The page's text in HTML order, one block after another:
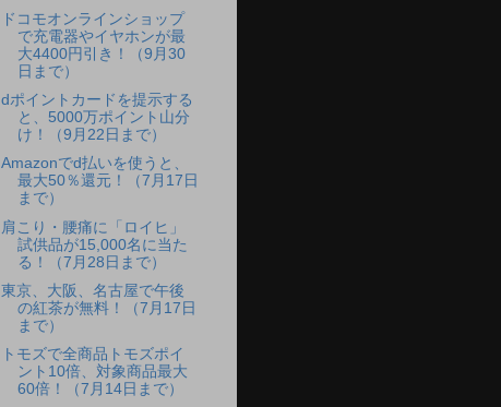
ドコモオンラインショップ
で充電器やイヤホンが最
大4400円引き！（9月30
日まで）
dポイントカードを提示する
と、5000万ポイント山分
け！（9月22日まで）
Amazonでd払いを使うと、
最大50％還元！（7月17日
まで）
肩こり・腰痛に「ロイヒ」
試供品が15,000名に当た
る！（7月28日まで）
東京、大阪、名古屋で午後
の紅茶が無料！（7月17日
まで）
トモズで全商品トモズポイ
ント10倍、対象商品最大
60倍！（7月14日まで）